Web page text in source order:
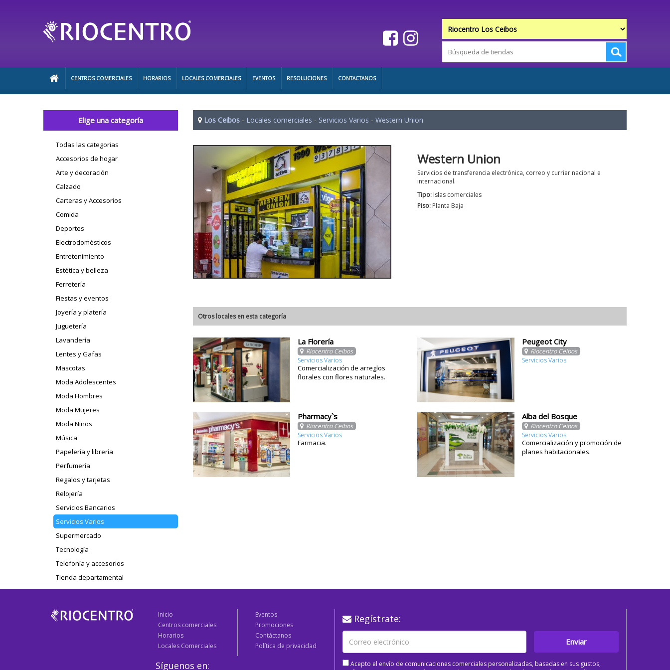
CENTROS COMERCIALES HORARIOS LOCALES COMERCIALES EVENTOS RESOLUCIONES CONTACTANOS
Elige una categoría
Todas las categorias
Accesorios de hogar
Arte y decoración
Calzado
Carteras y Accesorios
Comida
Deportes
Electrodomésticos
Entretenimiento
Estética y belleza
Ferretería
Fiestas y eventos
Joyería y platería
Juguetería
Lavandería
Lentes y Gafas
Mascotas
Moda Adolescentes
Moda Hombres
Moda Mujeres
Moda Niños
Música
Papelería y librería
Perfumería
Regalos y tarjetas
Relojería
Servicios Bancarios
Servicios Varios
Supermercado
Tecnología
Telefonía y accesorios
Tienda departamental
Los Ceibos - Locales comerciales - Servicios Varios - Western Union
Western Union
Servicios de transferencia electrónica, correo y currier nacional e
internacional.
Tipo: Islas comerciales
Piso: Planta Baja
Otros locales en esta categoría
La Florería
Riocentro Ceibos
Servicios Varios
Comercialización de arreglos
florales con flores naturales.
Peugeot City
Riocentro Ceibos
Servicios Varios
Pharmacy`s
Riocentro Ceibos
Servicios Varios
Farmacia.
Alba del Bosque
Riocentro Ceibos
Servicios Varios
Comercialización y promoción de
planes habitacionales.
Inicio
Centros comerciales
Horarios
Locales Comerciales
Eventos
Promociones
Contáctanos
Política de privacidad
Síguenos en:
Regístrate:
Enviar
Acepto el envío de comunicaciones comerciales personalizadas, basadas en sus gustos,